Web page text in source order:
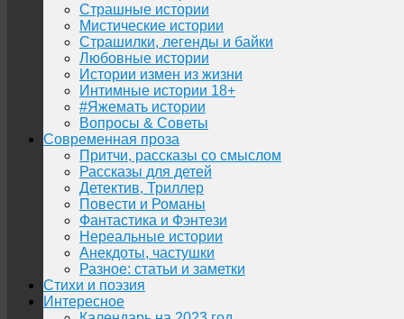
Страшные истории
Мистические истории
Страшилки, легенды и байки
Любовные истории
Истории измен из жизни
Интимные истории 18+
#Яжемать истории
Вопросы & Советы
Современная проза
Притчи, рассказы со смыслом
Рассказы для детей
Детектив, Триллер
Повести и Романы
Фантастика и Фэнтези
Нереальные истории
Анекдоты, частушки
Разное: статьи и заметки
Стихи и поэзия
Интересное